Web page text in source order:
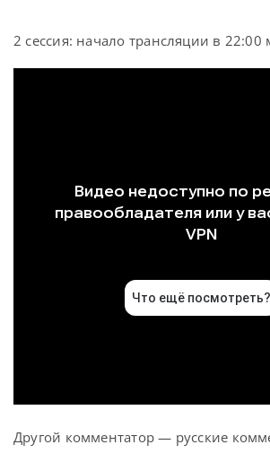
2 сессия: начало трансляции в 22:00
Другой комментатор — русские